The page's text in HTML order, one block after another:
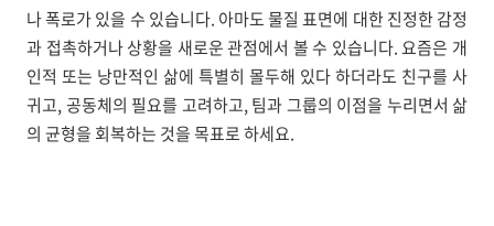
나 폭로가 있을 수 있습니다. 아마도 물질 표면에 대한 진정한 감정
과 접촉하거나 상황을 새로운 관점에서 볼 수 있습니다. 요즘은 개
인적 또는 낭만적인 삶에 특별히 몰두해 있다 하더라도 친구를 사
귀고, 공동체의 필요를 고려하고, 팀과 그룹의 이점을 누리면서 삶
의 균형을 회복하는 것을 목표로 하세요.